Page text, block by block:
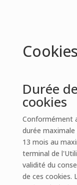
Cookies
Durée
cookies
Conformément
durée
13 mois au
terminal de
validité du
de ces cookies.